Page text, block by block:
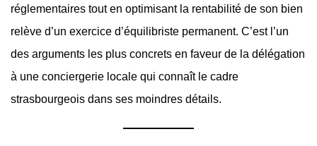
réglementaires tout en optimisant la rentabilité de son bien
relève d’un exercice d’équilibriste permanent. C’est l’un
des arguments les plus concrets en faveur de la délégation
à une conciergerie locale qui connaît le cadre
strasbourgeois dans ses moindres détails.